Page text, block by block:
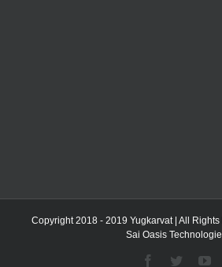
Copyright 2018 - 2019 Yugkarvat | All
Sai Oasis
Facebook
Twitter